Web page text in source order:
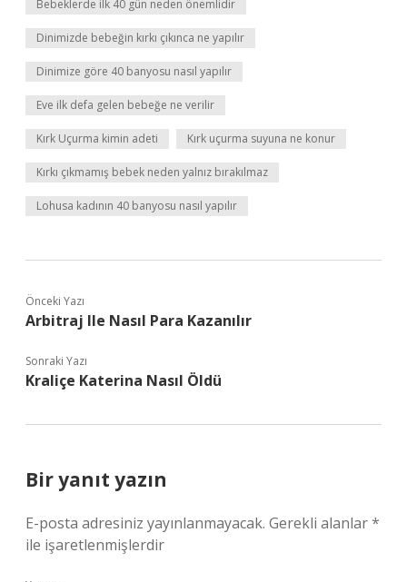
Bebeklerde ilk 40 gün neden önemlidir
Dinimizde bebeğin kırkı çıkınca ne yapılır
Dinimize göre 40 banyosu nasıl yapılır
Eve ilk defa gelen bebeğe ne verilir
Kırk Uçurma kimin adeti Kırk uçurma suyuna ne konur
Kırkı çıkmamış bebek neden yalnız bırakılmaz
Lohusa kadının 40 banyosu nasıl yapılır
Önceki Yazı
Arbitraj Ile Nasıl Para Kazanılır
Sonraki Yazı
Kraliçe Katerina Nasıl Öldü
Bir yanıt yazın
E-posta adresiniz yayınlanmayacak. Gerekli alanlar*
ile işaretlenmişlerdir